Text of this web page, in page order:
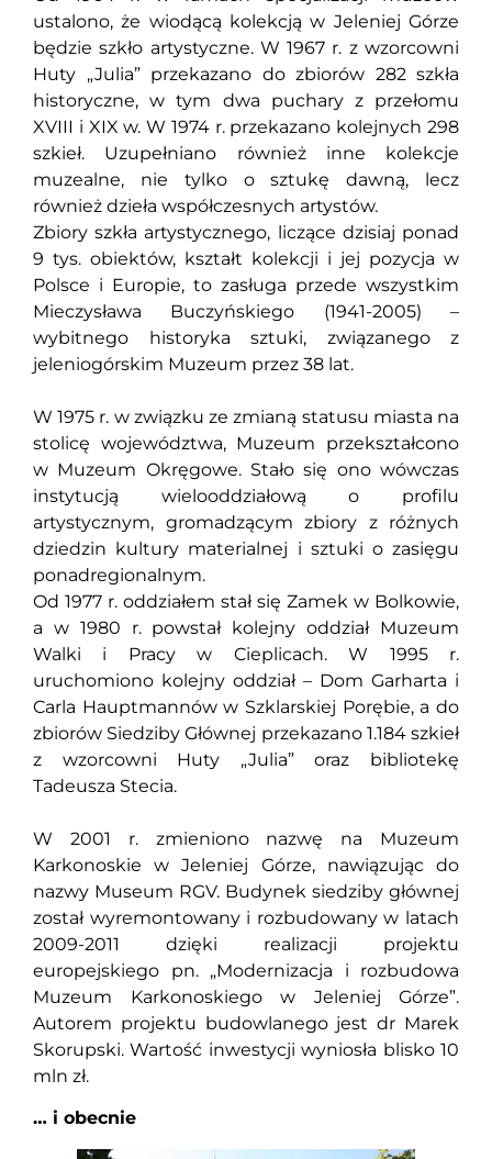
ustalono, że wiodącą kolekcją w Jeleniej Górze
będzie szkło artystyczne. W 1967 r. z wzorcowni
Huty „Julia” przekazano do zbiorów 282 szkła
historyczne, w tym dwa puchary z przełomu
XVIII i XIX w. W 1974 r. przekazano kolejnych 298
szkieł. Uzupełniano również inne kolekcje
muzealne, nie tylko o sztukę dawną, lecz
również dzieła współczesnych artystów.
Zbiory szkła artystycznego, liczące dzisiaj ponad
9 tys. obiektów, kształt kolekcji i jej pozycja w
Polsce i Europie, to zasługa przede wszystkim
Mieczysława Buczyńskiego (1941-2005) –
wybitnego historyka sztuki, związanego z
jeleniogórskim Muzeum przez 38 lat.
W 1975 r. w związku ze zmianą statusu miasta na
stolicę województwa, Muzeum przekształcono
w Muzeum Okręgowe. Stało się ono wówczas
instytucją wielooddziałową o profilu
artystycznym, gromadzącym zbiory z różnych
dziedzin kultury materialnej i sztuki o zasięgu
ponadregionalnym.
Od 1977 r. oddziałem stał się Zamek w Bolkowie,
a w 1980 r. powstał kolejny oddział Muzeum
Walki i Pracy w Cieplicach. W 1995 r.
uruchomiono kolejny oddział – Dom Garharta i
Carla Hauptmannów w Szklarskiej Porębie, a do
zbiorów Siedziby Głównej przekazano 1.184 szkieł
z wzorcowni Huty „Julia” oraz bibliotekę
Tadeusza Stecia.
W 2001 r. zmieniono nazwę na Muzeum
Karkonoskie w Jeleniej Górze, nawiązując do
nazwy Museum RGV. Budynek siedziby głównej
został wyremontowany i rozbudowany w latach
2009-2011 dzięki realizacji projektu
europejskiego pn. „Modernizacja i rozbudowa
Muzeum Karkonoskiego w Jeleniej Górze”.
Autorem projektu budowlanego jest dr Marek
Skorupski. Wartość inwestycji wyniosła blisko 10
mln zł.
… i obecnie